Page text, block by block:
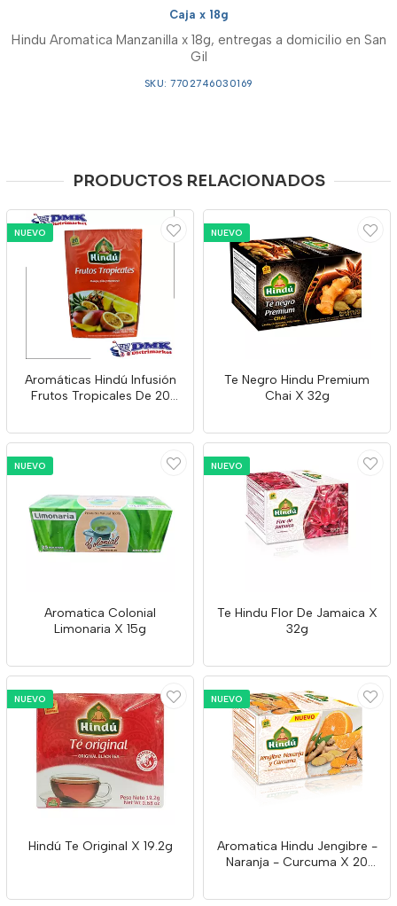
Caja x 18g
Hindu Aromatica Manzanilla x 18g, entregas a domicilio en San
Gil
SKU: 7702746030169
PRODUCTOS RELACIONADOS
NUEVO
Aromáticas Hindú Infusión
Frutos Tropicales De 20
NUEVO
Te Negro Hindu Premium
Chai X 32g
NUEVO
Aromatica Colonial
Limonaria X 15g
NUEVO
Te Hindu Flor De Jamaica X
32g
NUEVO
Hindú Te Original X 19.2g
NUEVO
Aromatica Hindu Jengibre -
Naranja - Curcuma X 20